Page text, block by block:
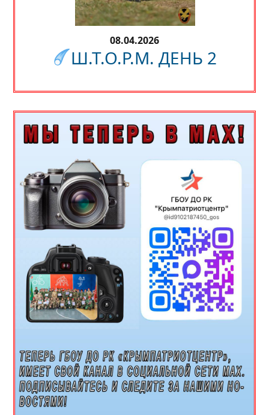
08.04.2026
Ш.Т.О.Р.М. ДЕНЬ 2